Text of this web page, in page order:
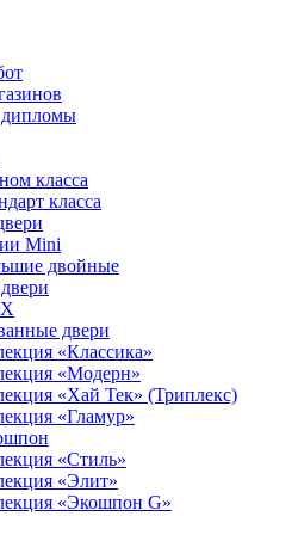
класса
класса
Mini
двойные
двери
«Классика»
«Модерн»
«Хай Тек» (Триплекс)
«Гламур»
«Cтиль»
«Элит»
«Экошпон G»